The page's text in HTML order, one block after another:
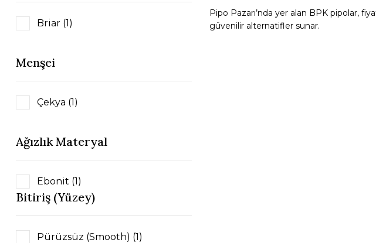
Briar (1)
Menşei
Çekya (1)
Ağızlık Materyal
Ebonit (1)
Bitiriş (Yüzey)
Pürüzsüz (Smooth) (1)
Pipo Pazarı’nda yer alan BPK pipolar,
güvenilir alternatifler sunar.